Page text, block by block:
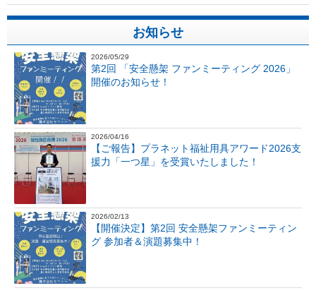
お知らせ
2026/05/29
第2回 「安全懸架 ファンミーティング 2026」
開催のお知らせ！
2026/04/16
【ご報告】プラネット福祉用具アワード2026支
援力「一つ星」を受賞いたしました！
2026/02/13
【開催決定】第2回 安全懸架ファンミーティン
グ 参加者＆演題募集中！